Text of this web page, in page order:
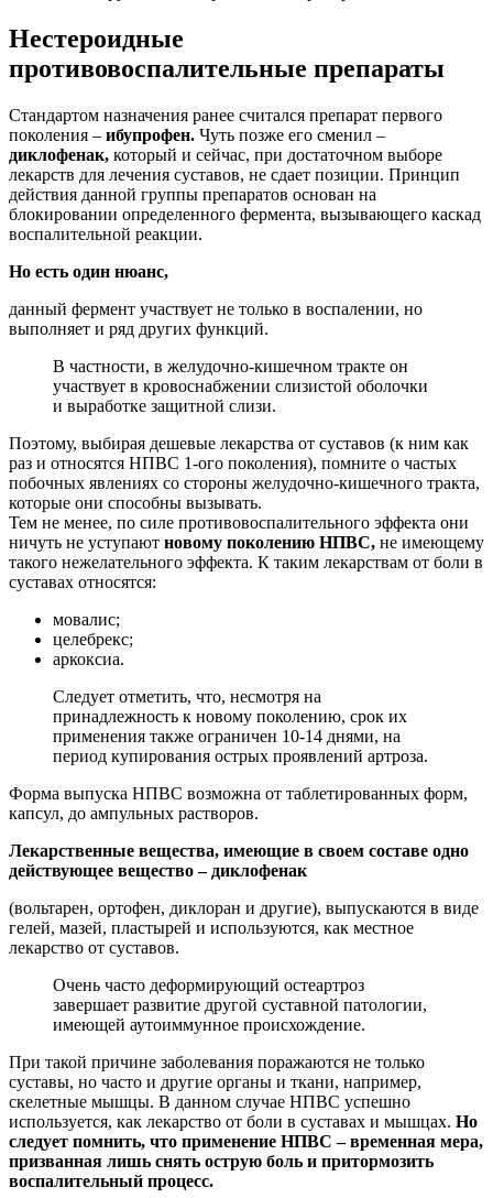
Нестероидные
противовоспалительные препараты
Стандартом назначения ранее считался препарат первого
поколения – ибупрофен. Чуть позже его сменил –
диклофенак, который и сейчас, при достаточном выборе
лекарств для лечения суставов, не сдает позиции. Принцип
действия данной группы препаратов основан на
блокировании определенного фермента, вызывающего каскад
воспалительной реакции.
Но есть один нюанс,
данный фермент участвует не только в воспалении, но
выполняет и ряд других функций.
В частности, в желудочно-кишечном тракте он
участвует в кровоснабжении слизистой оболочки
и выработке защитной слизи.
Поэтому, выбирая дешевые лекарства от суставов (к ним как
раз и относятся НПВС 1-ого поколения), помните о частых
побочных явлениях со стороны желудочно-кишечного тракта,
которые они способны вызывать.
Тем не менее, по силе противовоспалительного эффекта они
ничуть не уступают новому поколению НПВС, не имеющему
такого нежелательного эффекта. К таким лекарствам от боли в
суставах относятся:
мовалис;
целебрекс;
аркоксиа.
Следует отметить, что, несмотря на
принадлежность к новому поколению, срок их
применения также ограничен 10-14 днями, на
период купирования острых проявлений артроза.
Форма выпуска НПВС возможна от таблетированных форм,
капсул, до ампульных растворов.
Лекарственные вещества, имеющие в своем составе одно
действующее вещество – диклофенак
(вольтарен, ортофен, диклоран и другие), выпускаются в виде
гелей, мазей, пластырей и используются, как местное
лекарство от суставов.
Очень часто деформирующий остеартроз
завершает развитие другой суставной патологии,
имеющей аутоиммунное происхождение.
При такой причине заболевания поражаются не только
суставы, но часто и другие органы и ткани, например,
скелетные мышцы. В данном случае НПВС успешно
используется, как лекарство от боли в суставах и мышцах. Но
следует помнить, что применение НПВС – временная мера,
призванная лишь снять острую боль и притормозить
воспалительный процесс.